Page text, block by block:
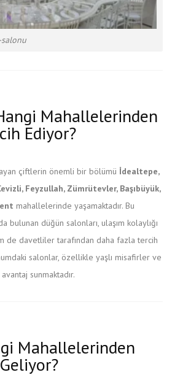
Mahallelerinden
Ediyor?
çiftlerin önemli bir bölümü İdealtepe,
Feyzullah, Zümrütevler, Başıbüyük,
mahallelerinde yaşamaktadır. Bu
bulunan düğün salonları, ulaşım kolaylığı
de davetliler tarafından daha fazla tercih
salonlar, özellikle yaşlı misafirler ve
sunmaktadır.
Mahallelerinden